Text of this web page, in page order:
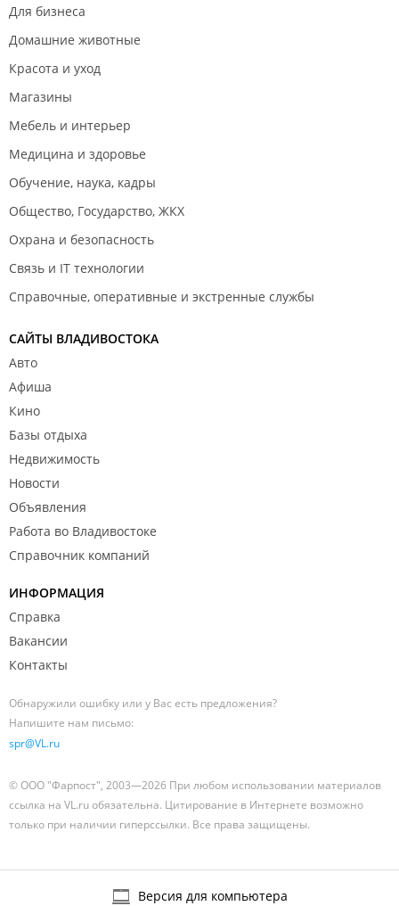
Для бизнеса
Домашние животные
Красота и уход
Магазины
Мебель и интерьер
Медицина и здоровье
Обучение, наука, кадры
Общество, Государство, ЖКХ
Охрана и безопасность
Связь и IT технологии
Справочные, оперативные и экстренные службы
САЙТЫ ВЛАДИВОСТОКА
Авто
Афиша
Кино
Базы отдыха
Недвижимость
Новости
Объявления
Работа во Владивостоке
Справочник компаний
ИНФОРМАЦИЯ
Справка
Вакансии
Контакты
Обнаружили ошибку или у Вас есть предложения?
Напишите нам письмо:
spr@VL.ru
© ООО "Фарпост", 2003—2026 При любом использовании материалов
ссылка на VL.ru обязательна. Цитирование в Интернете возможно
только при наличии гиперссылки. Все права защищены.
Версия для компьютера